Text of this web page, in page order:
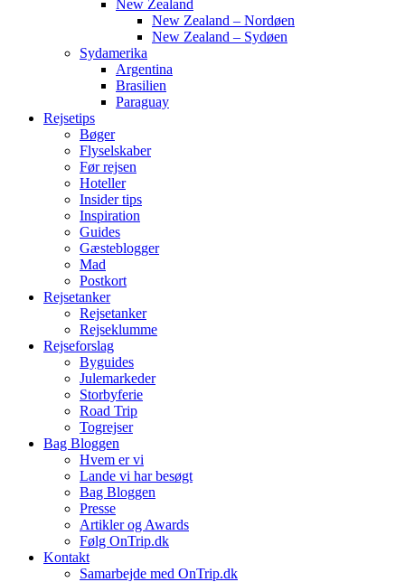
New Zealand
New Zealand – Nordøen
New Zealand – Sydøen
Sydamerika
Argentina
Brasilien
Paraguay
Rejsetips
Bøger
Flyselskaber
Før rejsen
Hoteller
Insider tips
Inspiration
Guides
Gæsteblogger
Mad
Postkort
Rejsetanker
Rejsetanker
Rejseklumme
Rejseforslag
Byguides
Julemarkeder
Storbyferie
Road Trip
Togrejser
Bag Bloggen
Hvem er vi
Lande vi har besøgt
Bag Bloggen
Presse
Artikler og Awards
Følg OnTrip.dk
Kontakt
Samarbejde med OnTrip.dk